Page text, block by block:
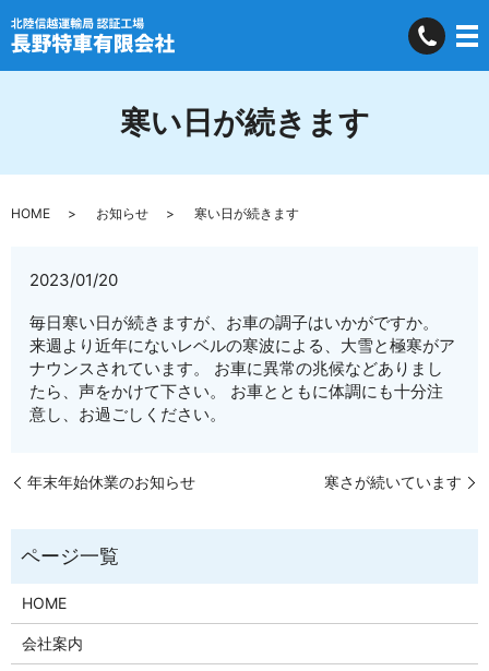
寒い日が続きます
HOME お知らせ 寒い日が続きます
2023/01/20
毎日寒い日が続きますが、お車の調子はいかがですか。
来週より近年にないレベルの寒波による、大雪と極寒がア
ナウンスされています。 お車に異常の兆候などありまし
たら、声をかけて下さい。 お車とともに体調にも十分注
意し、お過ごしください。
年末年始休業のお知らせ 寒さが続いています
HOME
会社案内